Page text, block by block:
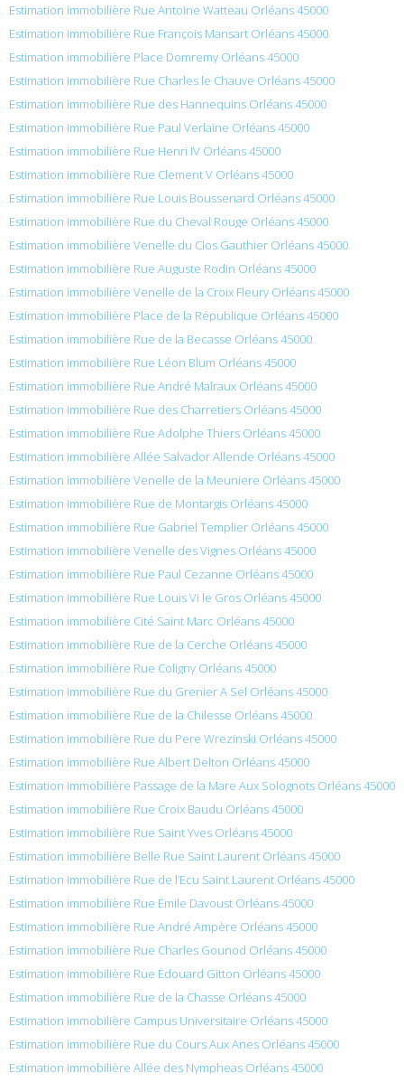
Estimation immobilière Rue Antoine Watteau Orléans 45000
Estimation immobilière Rue François Mansart Orléans 45000
Estimation immobilière Place Domremy Orléans 45000
Estimation immobilière Rue Charles le Chauve Orléans 45000
Estimation immobilière Rue des Hannequins Orléans 45000
Estimation immobilière Rue Paul Verlaine Orléans 45000
Estimation immobilière Rue Henri IV Orléans 45000
Estimation immobilière Rue Clement V Orléans 45000
Estimation immobilière Rue Louis Boussenard Orléans 45000
Estimation immobilière Rue du Cheval Rouge Orléans 45000
Estimation immobilière Venelle du Clos Gauthier Orléans 45000
Estimation immobilière Rue Auguste Rodin Orléans 45000
Estimation immobilière Venelle de la Croix Fleury Orléans 45000
Estimation immobilière Place de la République Orléans 45000
Estimation immobilière Rue de la Becasse Orléans 45000
Estimation immobilière Rue Léon Blum Orléans 45000
Estimation immobilière Rue André Malraux Orléans 45000
Estimation immobilière Rue des Charretiers Orléans 45000
Estimation immobilière Rue Adolphe Thiers Orléans 45000
Estimation immobilière Allée Salvador Allende Orléans 45000
Estimation immobilière Venelle de la Meuniere Orléans 45000
Estimation immobilière Rue de Montargis Orléans 45000
Estimation immobilière Rue Gabriel Templier Orléans 45000
Estimation immobilière Venelle des Vignes Orléans 45000
Estimation immobilière Rue Paul Cezanne Orléans 45000
Estimation immobilière Rue Louis Vi le Gros Orléans 45000
Estimation immobilière Cité Saint Marc Orléans 45000
Estimation immobilière Rue de la Cerche Orléans 45000
Estimation immobilière Rue Coligny Orléans 45000
Estimation immobilière Rue du Grenier A Sel Orléans 45000
Estimation immobilière Rue de la Chilesse Orléans 45000
Estimation immobilière Rue du Pere Wrezinski Orléans 45000
Estimation immobilière Rue Albert Delton Orléans 45000
Estimation immobilière Passage de la Mare Aux Solognots Orléans 45000
Estimation immobilière Rue Croix Baudu Orléans 45000
Estimation immobilière Rue Saint Yves Orléans 45000
Estimation immobilière Belle Rue Saint Laurent Orléans 45000
Estimation immobilière Rue de l’Ecu Saint Laurent Orléans 45000
Estimation immobilière Rue Émile Davoust Orléans 45000
Estimation immobilière Rue André Ampère Orléans 45000
Estimation immobilière Rue Charles Gounod Orléans 45000
Estimation immobilière Rue Édouard Gitton Orléans 45000
Estimation immobilière Rue de la Chasse Orléans 45000
Estimation immobilière Campus Universitaire Orléans 45000
Estimation immobilière Rue du Cours Aux Anes Orléans 45000
Estimation immobilière Allée des Nympheas Orléans 45000